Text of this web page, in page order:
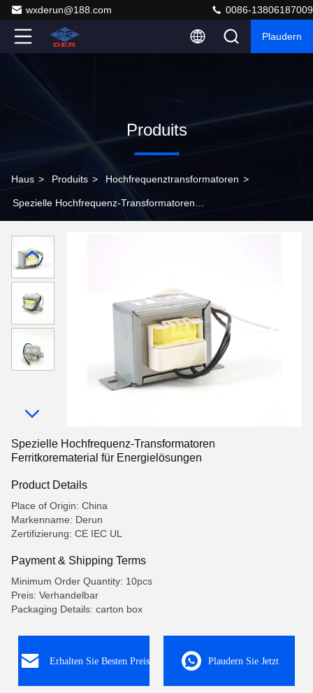
wxderun@188.com 0086-13806187009
Plaudern
Produits
Haus > Produits > Hochfrequenztransformatoren >
Spezielle Hochfrequenz-Transformatoren
Spezielle Hochfrequenz-Transformatoren
Ferritkorematerial für Energielösungen
Product Details
Place of Origin: China
Markenname: Derun
Zertifizierung: CE IEC UL
Payment & Shipping Terms
Minimum Order Quantity: 10pcs
Preis: Verhandelbar
Packaging Details: carton box
Erhalten Sie Besten Preis Plaudern Sie Jetzt